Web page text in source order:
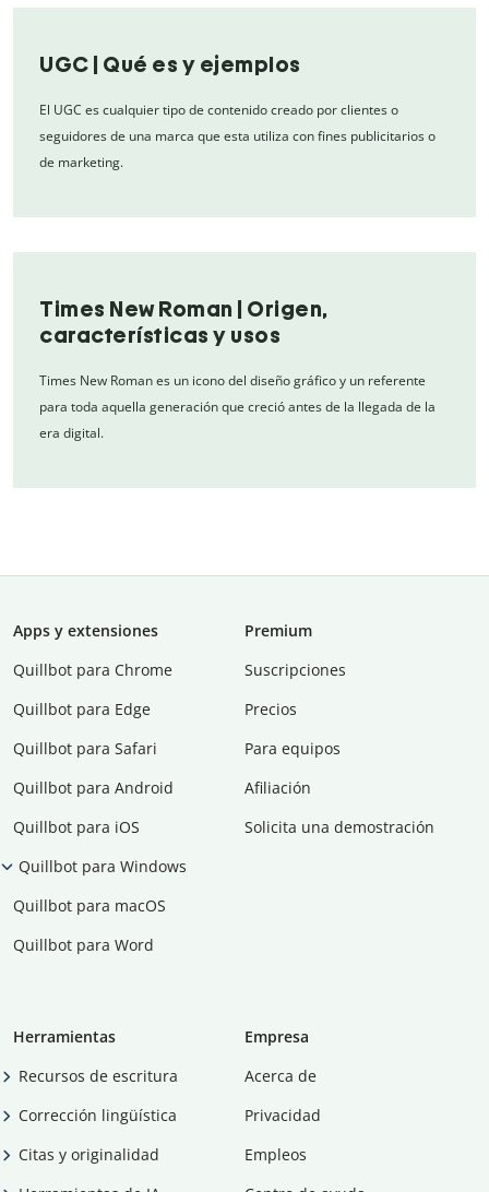
UGC | Qué es y ejemplos
El UGC es cualquier tipo de contenido creado por clientes o
seguidores de una marca que esta utiliza con fines publicitarios o
de marketing.
Times New Roman | Origen,
características y usos
Times New Roman es un icono del diseño gráfico y un referente
para toda aquella generación que creció antes de la llegada de la
era digital.
Apps y extensiones
Quillbot para Chrome
Quillbot para Edge
Quillbot para Safari
Quillbot para Android
Quillbot para iOS
Quillbot para Windows
Quillbot para macOS
Quillbot para Word
Premium
Suscripciones
Precios
Para equipos
Afiliación
Solicita una demostración
Herramientas
Recursos de escritura
Corrección lingüística
Citas y originalidad
Empresa
Acerca de
Privacidad
Empleos